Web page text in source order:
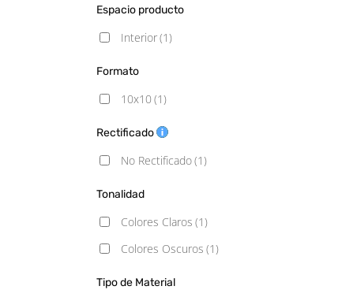
Espacio producto
Interior(1)
Formato
10x10 (1)
Rectificado
No Rectificado(1)
Tonalidad
Colores Claros (1)
Colores Oscuros (1)
Tipo de Material